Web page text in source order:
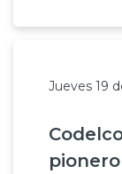
Jueves 19